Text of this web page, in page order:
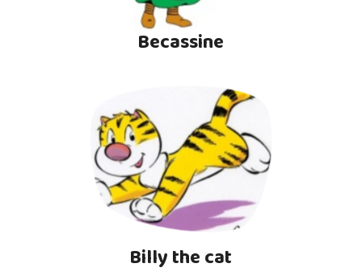
Becassine
Billy the cat